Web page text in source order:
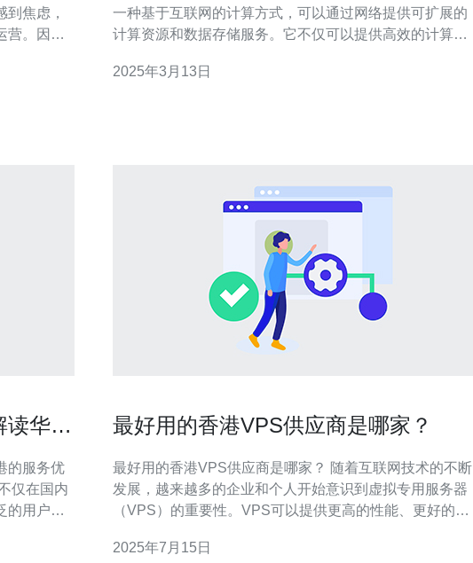
焦虑，
营。因
和性能
一种基于互联网的计算方式，可以通过网络提供可扩展的
计算资源和数据存储服务。它不仅可以提供高效的计算能
各个行业都得到了广泛应用，成为了现代化企业不可或缺
2025年3月13日
读华为
的服务优
的用户基
几个方
最好用的香港VPS供应商是哪家？
最好用的香港VPS供应商是哪家？ 随着互联网技术的不断
发展，越来越多的企业和个人开始意识到虚拟专用服务器
（VPS）的重要性。VPS可以提供更高的性能、更好的安
署方面越来越受欢迎。在香港，有许多VPS供应商，但哪
2025年7月15日